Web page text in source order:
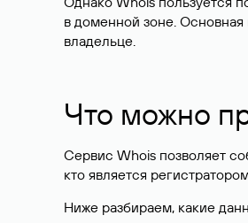
в доменной зоне.
владельце.
Что можно
Сервис Whois позволяет
кто является
Ниже разбираем, какие